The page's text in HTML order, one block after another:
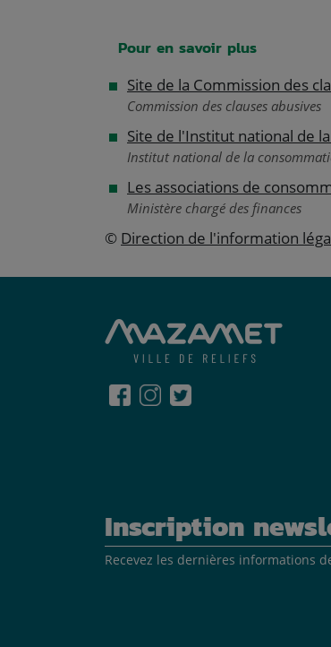
Pour en savoir plus
Site de la Commission des
Commission des clauses abusives
Site de l'Institut national de
Institut national de la
Les associations de
Ministère chargé des finances
© Direction de l'information
Inscription
Recevez les dernières informations